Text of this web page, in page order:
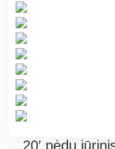
20′ pėdų